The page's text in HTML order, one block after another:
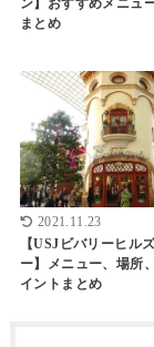
ン】おすすめメニュ
まとめ
2021.11.23
【USJビバリーヒル
ー】メニュー、場所
イントまとめ